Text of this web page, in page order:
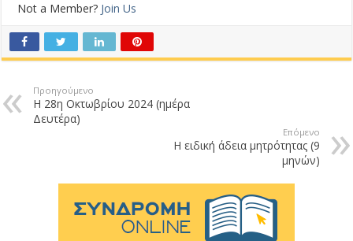
Not a Member? Join Us
Προηγούμενο
Η 28η Οκτωβρίου 2024 (ημέρα
Δευτέρα)
Επόμενο
Η ειδική άδεια μητρότητας (9
μηνών)